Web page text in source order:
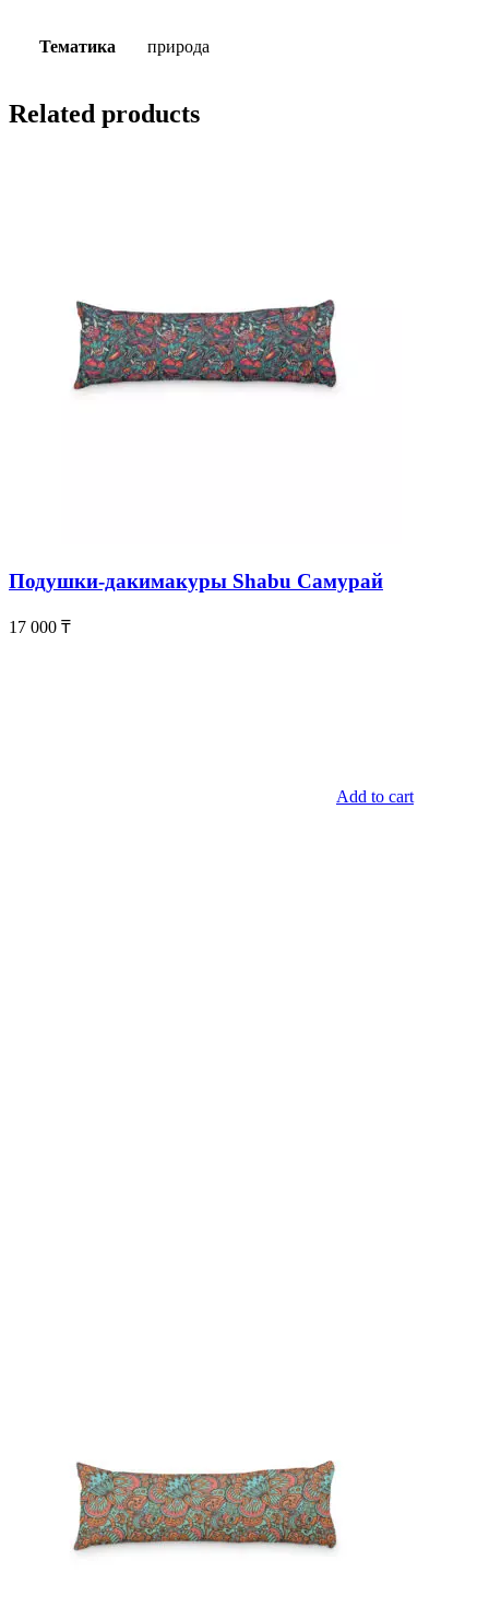
Тематика природа
Related products
Подушки-дакимакуры Shabu Самурай
17 000 ₸
Add to cart